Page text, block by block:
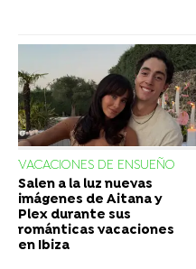
VACACIONES DE ENSUEÑO
Salen a la luz nuevas
imágenes de Aitana y
Plex durante sus
románticas vacaciones
en Ibiza